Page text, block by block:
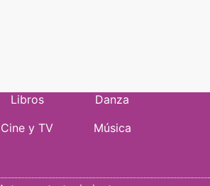
Libros
Danza
Cine y TV
Música